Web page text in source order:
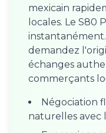
mexicain
locales. Le S80
demandez
échanges
commerçants
Négociation
naturelles avec